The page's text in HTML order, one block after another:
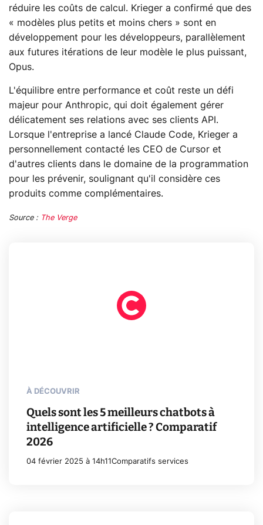
réduire les coûts de calcul. Krieger a confirmé que des
« modèles plus petits et moins chers » sont en
développement pour les développeurs, parallèlement
aux futures itérations de leur modèle le plus puissant,
Opus.
L'équilibre entre performance et coût reste un défi
majeur pour Anthropic, qui doit également gérer
délicatement ses relations avec ses clients API.
Lorsque l'entreprise a lancé Claude Code, Krieger a
personnellement contacté les CEO de Cursor et
d'autres clients dans le domaine de la programmation
pour les prévenir, soulignant qu'il considère ces
produits comme complémentaires.
Source : The Verge
À DÉCOUVRIR
Quels sont les 5 meilleurs chatbots à
intelligence artificielle ? Comparatif
2026
04 février 2025 à 14h11Comparatifs services